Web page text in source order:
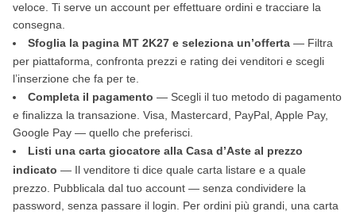
veloce. Ti serve un account per effettuare ordini e tracciare la
consegna.
Sfoglia la pagina MT 2K27 e seleziona un’offerta — Filtra
per piattaforma, confronta prezzi e rating dei venditori e scegli
l’inserzione che fa per te.
Completa il pagamento — Scegli il tuo metodo di pagamento
e finalizza la transazione. Visa, Mastercard, PayPal, Apple Pay,
Google Pay — quello che preferisci.
Listi una carta giocatore alla Casa d’Aste al prezzo
indicato — Il venditore ti dice quale carta listare e a quale
prezzo. Pubblicala dal tuo account — senza condividere la
password, senza passare il login. Per ordini più grandi, una carta